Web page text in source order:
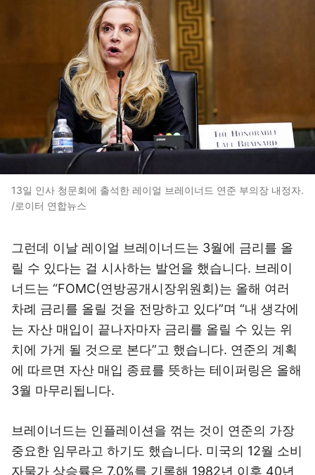
13일 인사 청문회에 출석한 레이얼 브레이너드 연준 부의장 내정자.
/로이터 연합뉴스
그런데 이날 레이얼 브레이너드는 3월에 금리를 올
릴 수 있다는 걸 시사하는 발언을 했습니다. 브레이
너드는 “FOMC(연방공개시장위원회)는 올해 여러
차례 금리를 올릴 것을 전망하고 있다”며 “내 생각에
는 자산 매입이 끝나자마자 금리를 올릴 수 있는 위
치에 가게 될 것으로 본다”고 했습니다. 연준의 계획
에 따르면 자산 매입 종료를 뜻하는 테이퍼링은 올해
3월 마무리됩니다.
브레이너드는 인플레이션을 꺾는 것이 연준의 가장
중요한 임무라고 하기도 했습니다. 미국의 12월 소비
자물가 상승률은 7.0%를 기록해 1982년 이후 40년